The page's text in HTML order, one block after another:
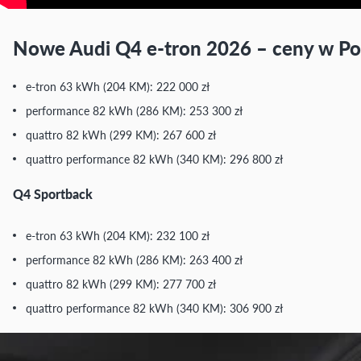
Nowe Audi Q4 e-tron 2026 – ceny w
e-tron 63 kWh (204 KM): 222 000 zł
performance 82 kWh (286 KM): 253 300 zł
quattro 82 kWh (299 KM): 267 600 zł
quattro performance 82 kWh (340 KM): 296 800 zł
Q4 Sportback
e-tron 63 kWh (204 KM): 232 100 zł
performance 82 kWh (286 KM): 263 400 zł
quattro 82 kWh (299 KM): 277 700 zł
quattro performance 82 kWh (340 KM): 306 900 zł